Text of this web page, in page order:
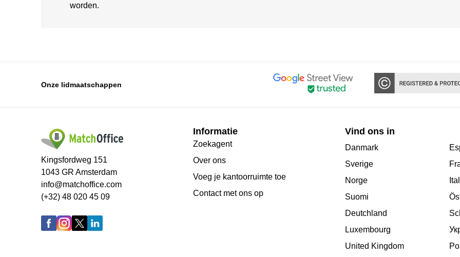
worden.
Onze lidmaatschappen
Kingsfordweg 151
1043 GR Amsterdam
info@matchoffice.com
(+32) 48 020 45 09
Informatie
Zoekagent
Over ons
Voeg je kantoorruimte toe
Сontact met ons op
Vind ons in
Danmark
Sverige
Norge
Suomi
Deutchland
Luxembourg
United Kingdom